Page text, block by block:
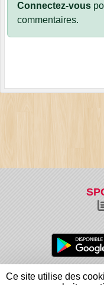
Connectez-vous
commentaires.
Charte
Ce site utilise des